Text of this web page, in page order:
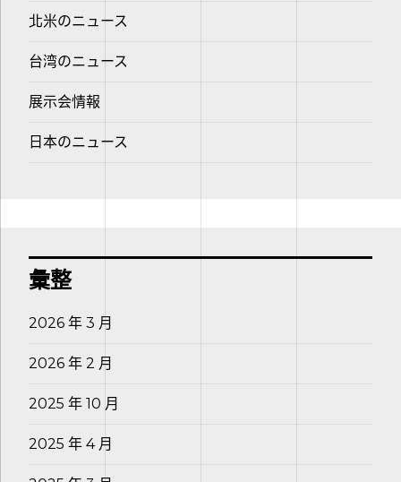
北米のニュース
台湾のニュース
展示会情報
日本のニュース
彙整
2026 年 3 月
2026 年 2 月
2025 年 10 月
2025 年 4 月